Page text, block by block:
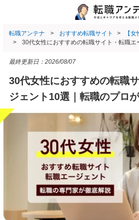
転職アンテナ おすすめ転職サイト
【
30代女性におすすめの転職サイト・転職エ
最終更新日： 2026/08/07
30代女性におすすめの転職
ジェント10選｜転職のプロ